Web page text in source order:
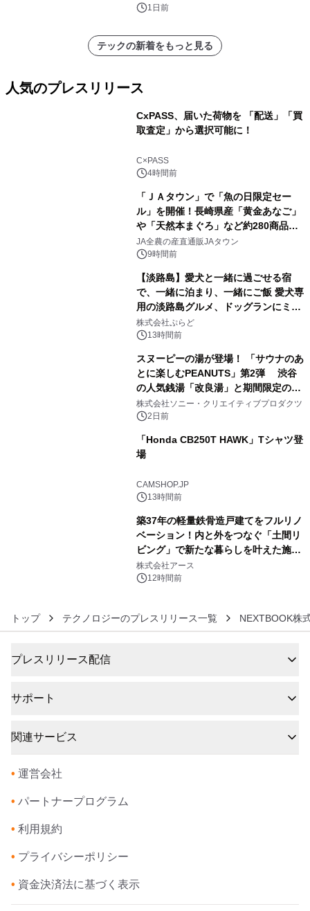
1日前
テックの新着をもっと見る
人気のプレスリリース
CxPASS、届いた荷物を 「配送」「買
取査定」から選択可能に！
C×PASS
4時間前
「ＪＡタウン」で「魚の日限定セー
ル」を開催！長崎県産「黄金あなご」
や「天然本まぐろ」など約280商品を
販売！～毎月１０日の定例企画～
JA全農の産直通販JAタウン
9時間前
【淡路島】愛犬と一緒に過ごせる宿
で、一緒に泊まり、一緒にご飯 愛犬専
用の淡路島グルメ、ドッグランにミニ
プール グランピングとトレーラーハウ
スの2施設で
株式会社ぷらど
13時間前
スヌーピーの湯が登場！ 「サウナのあ
とに楽しむPEANUTS」第2弾 渋谷
の人気銭湯「改良湯」と期間限定のコ
ラボレーション サウナイキタイコラ
ボグッズも発売決定！
株式会社ソニー・クリエイティブプロダクツ
2日前
「Honda CB250T HAWK」Tシャツ登
場
CAMSHOP.JP
13時間前
築37年の軽量鉄骨造戸建てをフルリノ
ベーション！内と外をつなぐ「土間リ
ビング」で新たな暮らしを叶えた施工
事例を株式会社アースが公開
株式会社アース
12時間前
トップ テクノロジーのプレスリリース一覧 NEXTBOOK株
プレスリリース配信
サポート
関連サービス
• 運営会社
• パートナープログラム
• 利用規約
• プライバシーポリシー
• 資金決済法に基づく表示